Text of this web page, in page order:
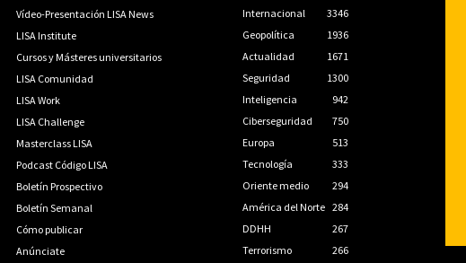
Vídeo-Presentación LISA News
LISA Institute
Cursos y Másteres universitarios
LISA Comunidad
LISA Work
LISA Challenge
Masterclass LISA
Podcast Código LISA
Boletín Prospectivo
Boletín Semanal
Cómo publicar
Anúnciate
Internacional
3346
Geopolítica
1936
Actualidad
1671
Seguridad
1300
Inteligencia
942
Ciberseguridad
750
Europa
513
Tecnología
333
Oriente medio
294
América del Norte 284
DDHH
267
Terrorismo
266